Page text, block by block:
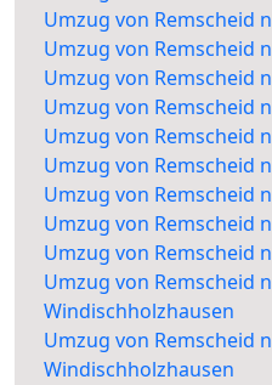
Umzug von Remscheid
Umzug von Remscheid
Umzug von Remscheid
Umzug von Remscheid
Umzug von Remscheid
Umzug von Remscheid
Umzug von Remscheid
Umzug von Remscheid
Umzug von Remscheid
Umzug von Remscheid
Windischholzhausen
Umzug von Remscheid
Windischholzhausen